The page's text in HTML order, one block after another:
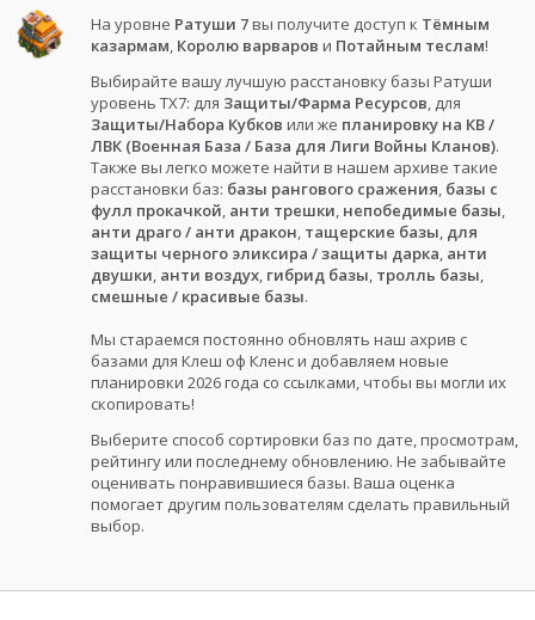
На уровне Ратуши 7вы получите доступ к Тёмным
казармам, Королю варваров и Потайным теслам!
Выбирайте вашу лучшую расстановку базы Ратуши
уровень ТХ7: для Защиты/Фарма Ресурсов, для
Защиты/Набора Кубков или же планировку на КВ /
ЛВК (Военная База / База для Лиги Войны Кланов).
Также вы легко можете найти в нашем архиве такие
расстановки баз: базы рангового сражения, базы с
фулл прокачкой, анти трешки, непобедимые базы,
анти драго / анти дракон, тащерские базы, для
защиты черного эликсира / защиты дарка, анти
двушки, анти воздух, гибрид базы, тролль базы,
смешные / красивые базы.
Мы стараемся постоянно обновлять наш ахрив с
базами для Клеш оф Кленс и добавляем новые
планировки 2026 года со ссылками, чтобы вы могли их
скопировать!
Выберите способ сортировки баз по дате, просмотрам,
рейтингу или последнему обновлению. Не забывайте
оценивать понравившиеся базы. Ваша оценка
помогает другим пользователям сделать правильный
выбор.